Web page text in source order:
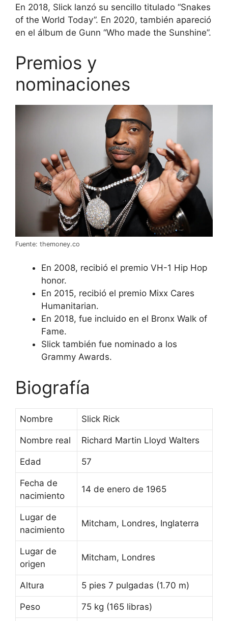
En 2018, Slick lanzó su sencillo titulado “Snakes
of the World Today”. En 2020, también apareció
en el álbum de Gunn “Who made the Sunshine”.
Premios y
nominaciones
Fuente: themoney.co
En 2008, recibió el premio VH-1 Hip Hop
honor.
En 2015, recibió el premio Mixx Cares
Humanitarian.
En 2018, fue incluido en el Bronx Walk of
Fame.
Slick también fue nominado a los
Grammy Awards.
Biografía
Nombre Slick Rick
Nombre real Richard Martin Lloyd Walters
Edad 57
Fecha de
nacimiento
14 de enero de 1965
Lugar de
nacimiento
Mitcham, Londres, Inglaterra
Lugar de
origen
Mitcham, Londres
Altura 5 pies 7 pulgadas (1.70 m)
Peso 75 kg (165 libras)